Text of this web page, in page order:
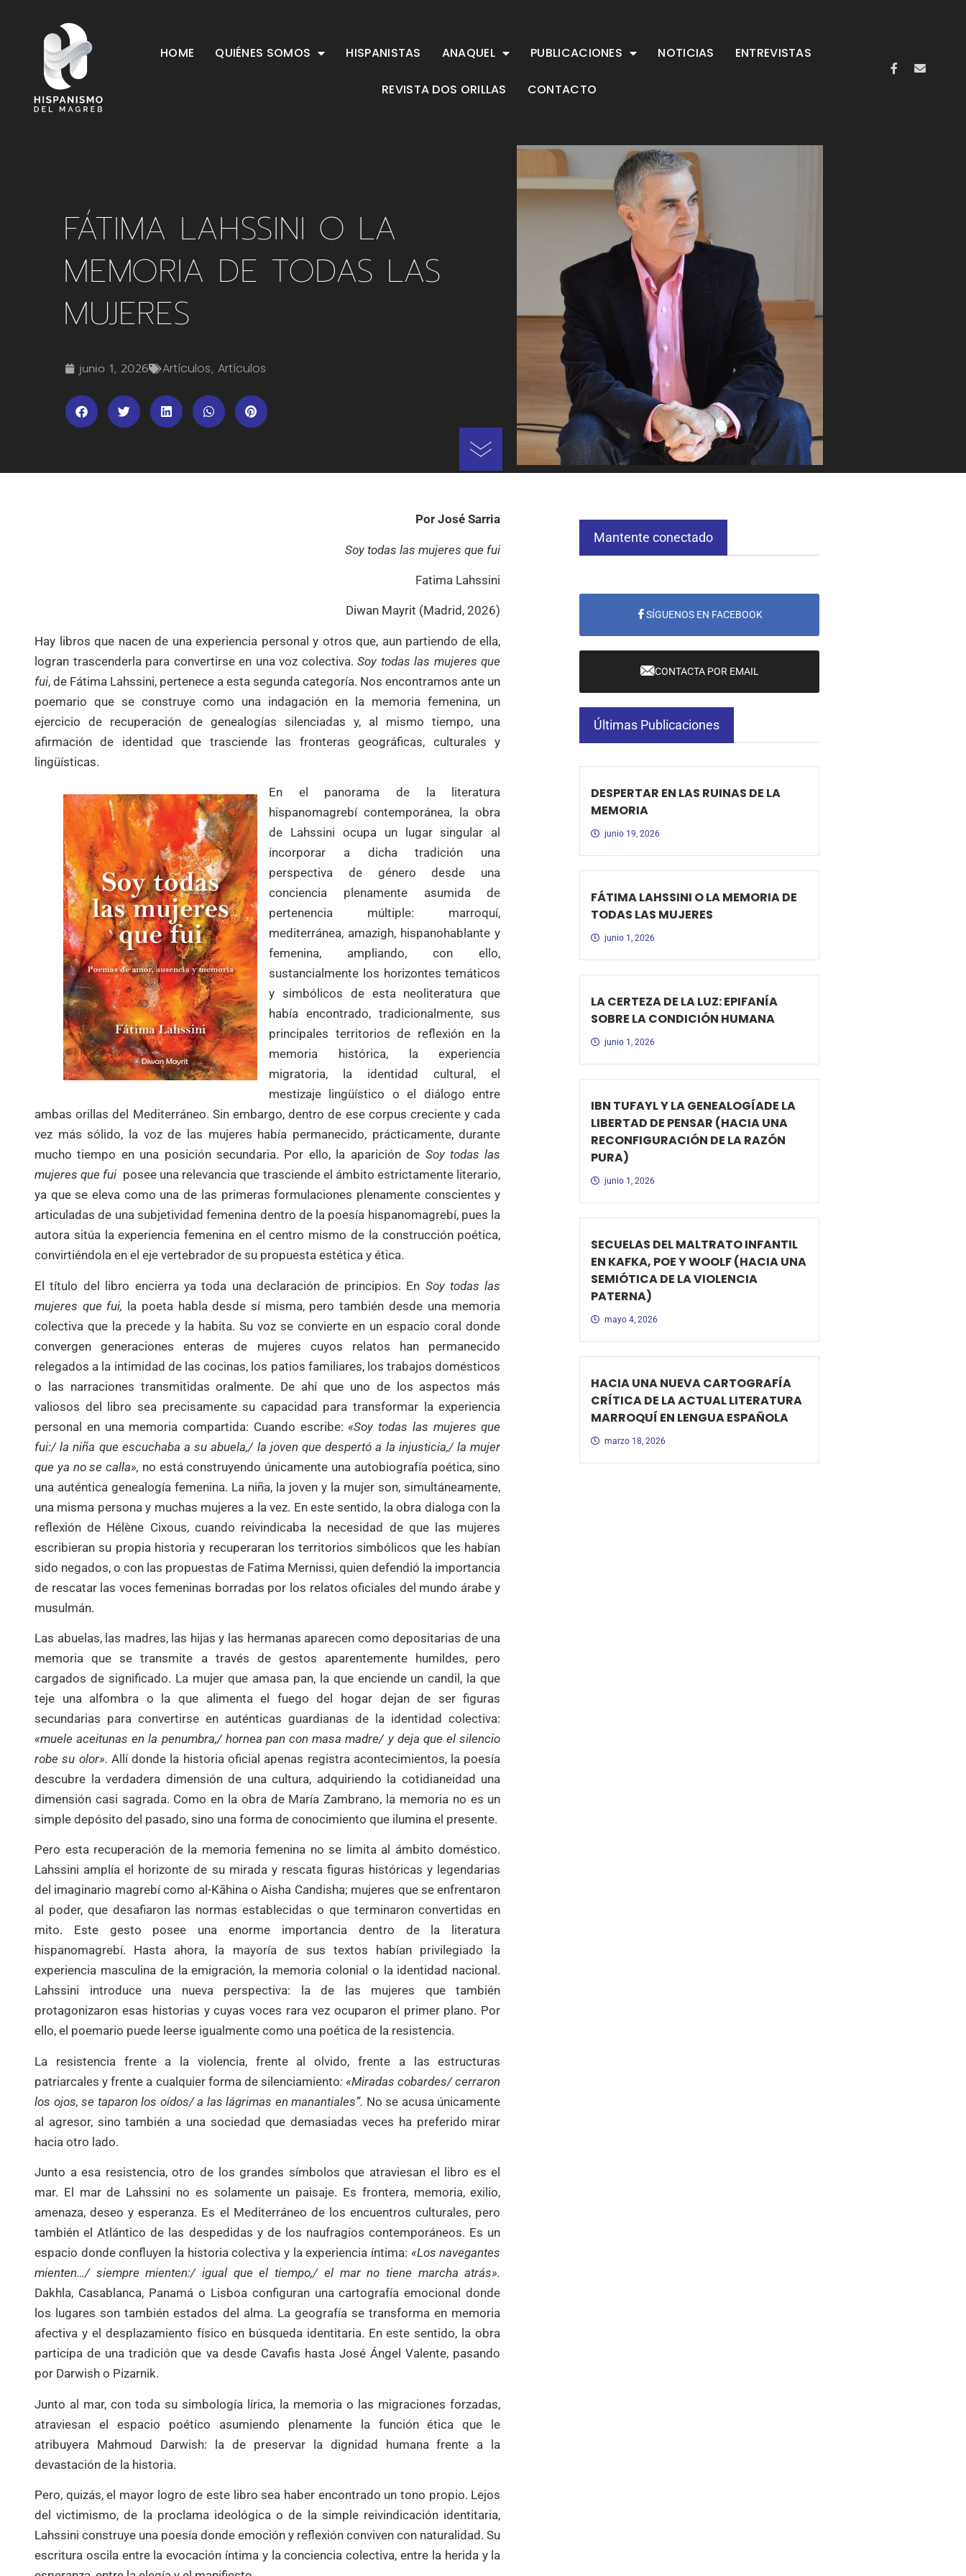
HOME QUIÉNES SOMOS HISPANISTAS ANAQUEL PUBLICACIONES NOTICIAS ENTREVISTAS
REVISTA DOS ORILLAS CONTACTO
FÁTIMA LAHSSINI O LA
MEMORIA DE TODAS LAS
MUJERES
junio 1, 2026 Artículos, Artículos
Por José Sarria
Soy todas las mujeres que fui
Fatima Lahssini
Diwan Mayrit (Madrid, 2026)
Hay libros que nacen de una experiencia personal y otros que, aun partiendo de ella,
logran trascenderla para convertirse en una voz colectiva.Soy todas las mujeres que
fui, de Fátima Lahssini, pertenece a esta segunda categoría. Nos encontramos ante un
poemario que se construye como una indagación en la memoria femenina, un
ejercicio de recuperación de genealogías silenciadas y, al mismo tiempo, una
afirmación de identidad que trasciende las fronteras geográficas, culturales y
lingüísticas.
En el panorama de la literatura
hispanomagrebí contemporánea, la obra
de Lahssini ocupa un lugar singular al
incorporar a dicha tradición una
perspectiva de género desde una
conciencia plenamente asumida de
pertenencia múltiple: marroquí,
mediterránea, amazigh, hispanohablante y
femenina, ampliando, con ello,
sustancialmente los horizontes temáticos
y simbólicos de esta neoliteratura que
había encontrado, tradicionalmente, sus
principales territorios de reflexión en la
memoria histórica, la experiencia
migratoria, la identidad cultural, el
mestizaje lingüístico o el diálogo entre
ambas orillas del Mediterráneo. Sin embargo, dentro de ese corpus creciente y cada
vez más sólido, la voz de las mujeres había permanecido, prácticamente, durante
mucho tiempo en una posición secundaria. Por ello, la aparición de Soy todas las
mujeres que fui posee una relevancia que trasciende el ámbito estrictamente literario,
ya que se eleva como una de las primeras formulaciones plenamente conscientes y
articuladas de una subjetividad femenina dentro de la poesía hispanomagrebí, pues la
autora sitúa la experiencia femenina en el centro mismo de la construcción poética,
convirtiéndola en el eje vertebrador de su propuesta estética y ética.
El título del libro encierra ya toda una declaración de principios. En Soy todas las
mujeres que fui, la poeta habla desde sí misma, pero también desde una memoria
colectiva que la precede y la habita. Su voz se convierte en un espacio coral donde
convergen generaciones enteras de mujeres cuyos relatos han permanecido
relegados a la intimidad de las cocinas, los patios familiares, los trabajos domésticos
o las narraciones transmitidas oralmente. De ahí que uno de los aspectos más
valiosos del libro sea precisamente su capacidad para transformar la experiencia
personal en una memoria compartida: Cuando escribe:«Soy todas las mujeres que
fui:/ la niña que escuchaba a su abuela,/ la joven que despertó a la injusticia,/ la mujer
que ya no se calla», no está construyendo únicamente una autobiografía poética, sino
una auténtica genealogía femenina. La niña, la joven y la mujer son, simultáneamente,
una misma persona y muchas mujeres a la vez. En este sentido, la obra dialoga con la
reflexión de Hélène Cixous, cuando reivindicaba la necesidad de que las mujeres
escribieran su propia historia y recuperaran los territorios simbólicos que les habían
sido negados, o con las propuestas de Fatima Mernissi, quien defendió la importancia
de rescatar las voces femeninas borradas por los relatos oficiales del mundo árabe y
musulmán.
Las abuelas, las madres, las hijas y las hermanas aparecen como depositarias de una
memoria que se transmite a través de gestos aparentemente humildes, pero
cargados de significado. La mujer que amasa pan, la que enciende un candil, la que
teje una alfombra o la que alimenta el fuego del hogar dejan de ser figuras
secundarias para convertirse en auténticas guardianas de la identidad colectiva:
«muele aceitunas en la penumbra,/ hornea pan con masa madre/ y deja que el silencio
robe su olor». Allí donde la historia oficial apenas registra acontecimientos, la poesía
descubre la verdadera dimensión de una cultura, adquiriendo la cotidianeidad una
dimensión casi sagrada. Como en la obra de María Zambrano, la memoria no es un
simple depósito del pasado, sino una forma de conocimiento que ilumina el presente.
Pero esta recuperación de la memoria femenina no se limita al ámbito doméstico.
Lahssini amplía el horizonte de su mirada y rescata figuras históricas y legendarias
del imaginario magrebí como al-Kāhina o Aisha Candisha; mujeres que se enfrentaron
al poder, que desafiaron las normas establecidas o que terminaron convertidas en
mito. Este gesto posee una enorme importancia dentro de la literatura
hispanomagrebí. Hasta ahora, la mayoría de sus textos habían privilegiado la
experiencia masculina de la emigración, la memoria colonial o la identidad nacional.
Lahssini introduce una nueva perspectiva: la de las mujeres que también
protagonizaron esas historias y cuyas voces rara vez ocuparon el primer plano. Por
ello, el poemario puede leerse igualmente como una poética de la resistencia.
La resistencia frente a la violencia, frente al olvido, frente a las estructuras
patriarcales y frente a cualquier forma de silenciamiento: «Miradas cobardes/ cerraron
los ojos, se taparon los oídos/ a las lágrimas en manantiales”. No se acusa únicamente
al agresor, sino también a una sociedad que demasiadas veces ha preferido mirar
hacia otro lado.
Junto a esa resistencia, otro de los grandes símbolos que atraviesan el libro es el
mar. El mar de Lahssini no es solamente un paisaje. Es frontera, memoria, exilio,
amenaza, deseo y esperanza. Es el Mediterráneo de los encuentros culturales, pero
también el Atlántico de las despedidas y de los naufragios contemporáneos. Es un
espacio donde confluyen la historia colectiva y la experiencia íntima: «Los navegantes
mienten…/ siempre mienten:/ igual que el tiempo,/ el mar no tiene marcha atrás».
Dakhla, Casablanca, Panamá o Lisboa configuran una cartografía emocional donde
los lugares son también estados del alma. La geografía se transforma en memoria
afectiva y el desplazamiento físico en búsqueda identitaria. En este sentido, la obra
participa de una tradición que va desde Cavafis hasta José Ángel Valente, pasando
por Darwish o Pizarnik.
Junto al mar, con toda su simbología lírica, la memoria o las migraciones forzadas,
atraviesan el espacio poético asumiendo plenamente la función ética que le
atribuyera Mahmoud Darwish: la de preservar la dignidad humana frente a la
devastación de la historia.
Pero, quizás, el mayor logro de este libro sea haber encontrado un tono propio. Lejos
del victimismo, de la proclama ideológica o de la simple reivindicación identitaria,
Lahssini construye una poesía donde emoción y reflexión conviven con naturalidad. Su
escritura oscila entre la evocación íntima y la conciencia colectiva, entre la herida y la
Mantente conectado
SÍGUENOS EN FACEBOOK
CONTACTA POR EMAIL
Últimas Publicaciones
DESPERTAR EN LAS RUINAS DE LA
MEMORIA
junio 19, 2026
FÁTIMA LAHSSINI O LA MEMORIA DE
TODAS LAS MUJERES
junio 1, 2026
LA CERTEZA DE LA LUZ: EPIFANÍA
SOBRE LA CONDICIÓN HUMANA
junio 1, 2026
IBN TUFAYL Y LA GENEALOGÍADE LA
LIBERTAD DE PENSAR (HACIA UNA
RECONFIGURACIÓN DE LA RAZÓN
PURA)
junio 1, 2026
SECUELAS DEL MALTRATO INFANTIL
EN KAFKA, POE Y WOOLF (HACIA UNA
SEMIÓTICA DE LA VIOLENCIA
PATERNA)
mayo 4, 2026
HACIA UNA NUEVA CARTOGRAFÍA
CRÍTICA DE LA ACTUAL LITERATURA
MARROQUÍ EN LENGUA ESPAÑOLA
marzo 18, 2026